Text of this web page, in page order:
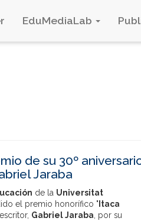
EduMediaLab
de su 30º
Jaraba
de la Universitat
el premio honorífico " Itaca
Gabriel Jaraba , por su